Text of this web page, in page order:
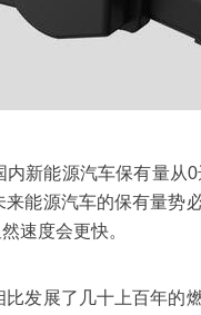
内新能源汽车保有量从
来能源汽车的保有量势
速度会更快。
发展了几十上百年的